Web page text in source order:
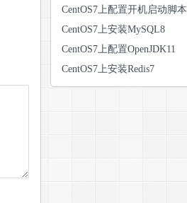
CentOS7上配置开机启动脚本
CentOS7上安装MySQL8
CentOS7上配置OpenJDK11
CentOS7上安装Redis7